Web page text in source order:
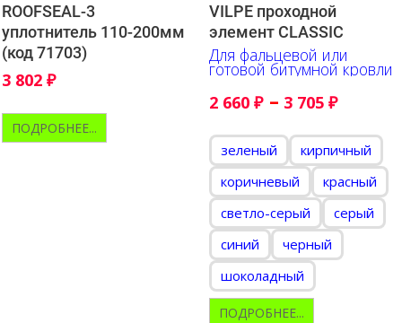
ROOFSEAL-3
уплотнитель 110-200мм
(код 71703)
3 802 ₽
ПОДРОБНЕЕ...
VILPE проходной
элемент CLASSIC
Для фальцевой или
готовой битумной кровли
2 660 ₽ – 3 705 ₽
зеленый
кирпичный
коричневый
красный
светло-серый
серый
синий
черный
шоколадный
ПОДРОБНЕЕ...